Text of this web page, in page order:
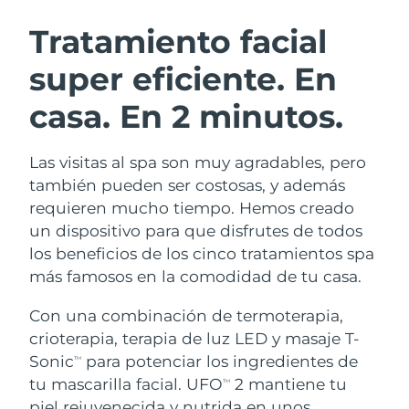
Tratamiento facial
super eficiente. En
casa. En 2 minutos.
Las visitas al spa son muy agradables, pero
también pueden ser costosas, y además
requieren mucho tiempo. Hemos creado
un dispositivo para que disfrutes de todos
los beneficios de los cinco tratamientos spa
más famosos en la comodidad de tu casa.
Con una combinación de termoterapia,
crioterapia, terapia de luz LED y masaje T-
SonicTM
para potenciar los ingredientes de
tu mascarilla facial. UFOTM
2 mantiene tu
Limpieza facial
Anti-aging massage
LUNA™ 4 Plus
Massage, LED heating
LUNA™ 4 Men
For men, anti-aging massage
Lifting facial
Microcurrent toning
BEAR™ 2 go
Microcurrent toning on-the-go
BEAR™ 2 eyes & lips
Microcurrent line smoothing device
Hidratación
UFO™ 3 pack
Deep facial hydration
UFO™ 3 LED
Near-infrared and red light therapy
device
Cuidado bucal
issa™ 4
Hybrid silicone sonic toothbrush
issa™ 4 plus
Smart hybrid silicone sonic toothbrush
TRATAMIENTO ANTIEDAD FAQ™
Antiedad Tratamientos LED
NEW
Austria Entrega prevista
Baréin Entrega prevista
Bélgica Entrega prevista
Bermudas Entrega prevista8/18/26
Bosnia y Herzegovina Entrega prevista 8/15/26
Brunéi
Bulgaria Entrega prevista8/12/26
Canadá Entrega prevista 8/16/26
Chile Entrega prevista 8/16/26